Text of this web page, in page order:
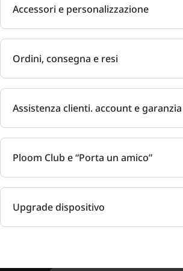
Accessori e personalizzazione
Ordini, consegna e resi
Assistenza clienti. account e garanzia
Ploom Club e “Porta un amico”
Upgrade dispositivo